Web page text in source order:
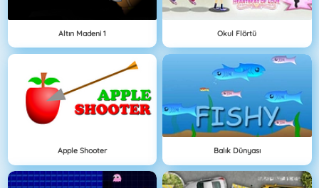
Altın Madeni 1 Okul Flörtü
Apple Shooter Balık Dünyası